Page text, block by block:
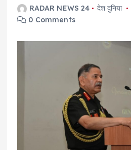
RADAR NEWS 24 देश दुनिया
0 Comments